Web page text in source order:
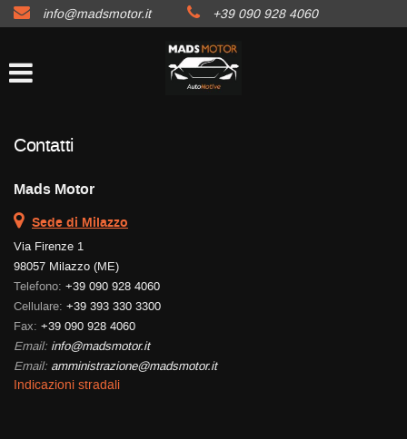
HOME
LISTA VEICOLI
MOTO
BARCHE
ACQUISTIAMO USATO
ASSISTENZA
info@madsmotor.it +39 090 928 4060
Contatti
Mads Motor
Sede di Milazzo
Via Firenze 1
98057 Milazzo (ME)
Telefono: +39 090 928 4060
Cellulare: +39 393 330 3300
Fax: +39 090 928 4060
Email: info@madsmotor.it
Email: amministrazione@madsmotor.it
Indicazioni stradali
Le
preferenze
di
Il
ti
consente
di
esprimere
le
tue
preferenze
di
consenso
alle
tecnologie
di